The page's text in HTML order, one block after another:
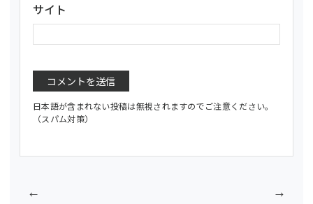
サイト
日本語が含まれない投稿は無視されますのでご注意ください。
（スパム対策）
← →